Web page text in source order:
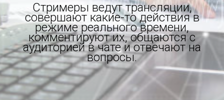
Стримеры ведут трансляции,
совершают какие-то действия в
режиме реального времени,
комментируют их, общаются с
аудиторией в чате и отвечают на
вопросы.